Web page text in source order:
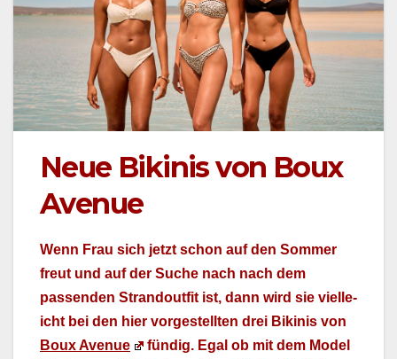
Neue Bikinis von Boux
Avenue
Wenn Frau sich jet­zt schon auf den Som­mer
freut und auf der Suche nach nach dem
passenden Strand­out­fit ist, dann wird sie vielle­
icht bei den hier vorgestell­ten drei Biki­nis von
Boux Avenue
fündig. Egal ob mit dem Mod­el